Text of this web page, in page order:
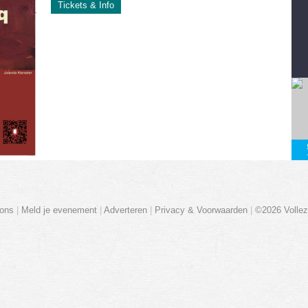
Tickets & Info
Meld je evenement| Adverteren| Privacy & Voorwaarden| ©2026